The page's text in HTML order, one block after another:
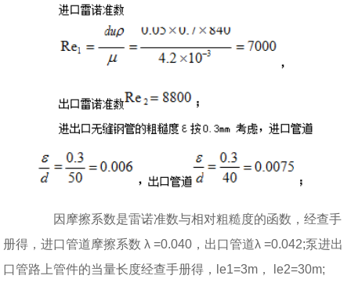
因摩擦系数是雷诺准数与相对粗糙度的函数，经查手
册得，进口管道摩擦系数 λ =0.040，出口管道λ =0.042;泵进出
口管路上管件的当量长度经查手册得，le1=3m， le2=30m;